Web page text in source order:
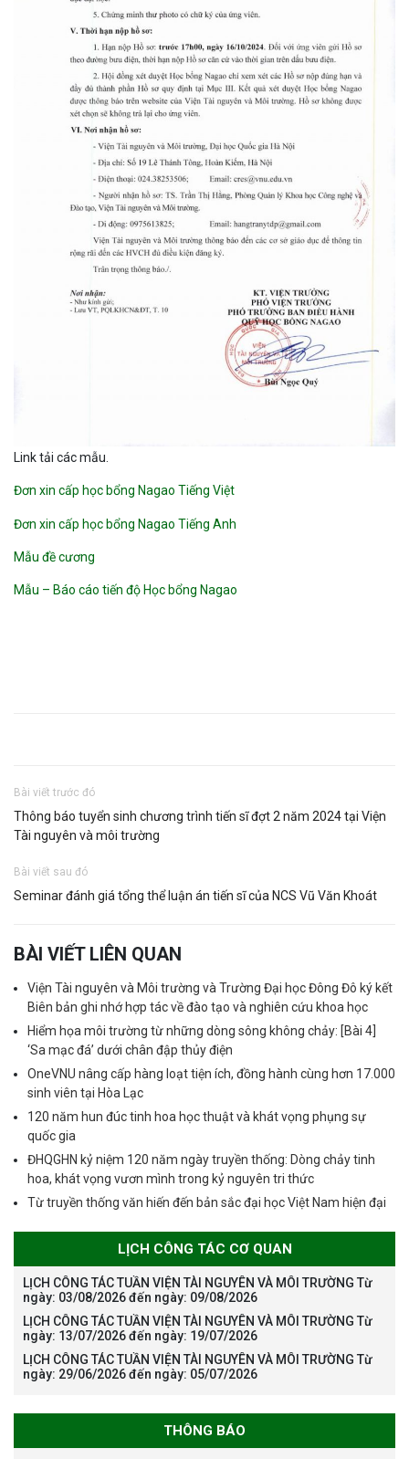
Link tải các mẫu.
Đơn xin cấp học bổng Nagao Tiếng Việt
Đơn xin cấp học bổng Nagao Tiếng Anh
Mẫu đề cương
Mẫu – Báo cáo tiến độ Học bổng Nagao
Bài viết trước đó
Thông báo tuyển sinh chương trình tiến sĩ đợt 2 năm 2024 tại Viện
Tài nguyên và môi trường
Bài viết sau đó
Seminar đánh giá tổng thể luận án tiến sĩ của NCS Vũ Văn Khoát
BÀI VIẾT LIÊN QUAN
Viện Tài nguyên và Môi trường và Trường Đại học Đông Đô ký kết
Biên bản ghi nhớ hợp tác về đào tạo và nghiên cứu khoa học
Hiểm họa môi trường từ những dòng sông không chảy: [Bài 4]
‘Sa mạc đá’ dưới chân đập thủy điện
OneVNU nâng cấp hàng loạt tiện ích, đồng hành cùng hơn 17.000
sinh viên tại Hòa Lạc
120 năm hun đúc tinh hoa học thuật và khát vọng phụng sự
quốc gia
ĐHQGHN kỷ niệm 120 năm ngày truyền thống: Dòng chảy tinh
hoa, khát vọng vươn mình trong kỷ nguyên tri thức
Từ truyền thống văn hiến đến bản sắc đại học Việt Nam hiện đại
LỊCH CÔNG TÁC CƠ QUAN
LỊCH CÔNG TÁC TUẦN VIỆN TÀI NGUYÊN VÀ MÔI TRƯỜNG Từ
ngày: 03/08/2026 đến ngày: 09/08/2026
LỊCH CÔNG TÁC TUẦN VIỆN TÀI NGUYÊN VÀ MÔI TRƯỜNG Từ
ngày: 13/07/2026 đến ngày: 19/07/2026
LỊCH CÔNG TÁC TUẦN VIỆN TÀI NGUYÊN VÀ MÔI TRƯỜNG Từ
ngày: 29/06/2026 đến ngày: 05/07/2026
THÔNG BÁO